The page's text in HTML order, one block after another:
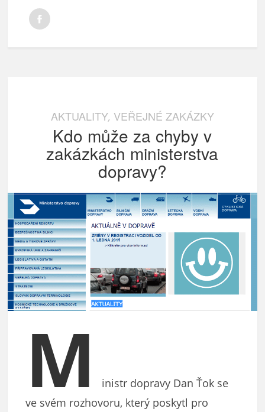
AKTUALITY, VEŘEJNÉ ZAKÁZKY
Kdo může za chyby v
zakázkách ministerstva
dopravy?
M
inistr dopravy Dan Ťok se
ve svém rozhovoru, který poskytl pro